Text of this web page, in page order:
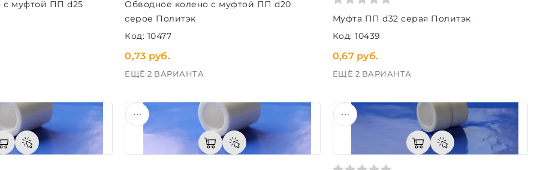
с муфтой ПП d25
Обводное колено с муфтой ПП d20
серое Политэк
Код: 10477
0,73 руб.
ЕЩЁ 2 ВАРИАНТА
Муфта ПП d32 серая Политэк
Код: 10439
0,67 руб.
ЕЩЁ 2 ВАРИАНТА